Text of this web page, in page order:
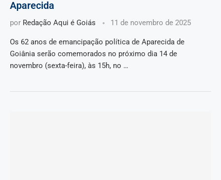
Aparecida
por Redação Aqui é Goiás 11 de novembro de 2025
Os 62 anos de emancipação política de Aparecida de
Goiânia serão comemorados no próximo dia 14 de
novembro (sexta-feira), às 15h, no …